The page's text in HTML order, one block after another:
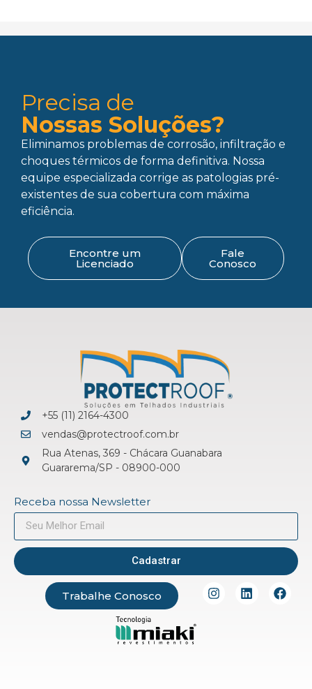
Precisa de
Nossas Soluções?
Eliminamos problemas de corrosão, infiltração e
choques térmicos de forma definitiva. Nossa
equipe especializada corrige as patologias pré-
existentes de sua cobertura com máxima
eficiência.
Encontre um
Licenciado
Fale
Conosco
+55 (11) 2164-4300
vendas@protectroof.com.br
Rua Atenas, 369 - Chácara Guanabara
Guararema/SP - 08900-000
Receba nossa Newsletter
Cadastrar
Trabalhe Conosco